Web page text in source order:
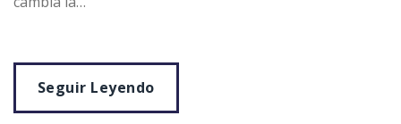
Seguir Leyendo